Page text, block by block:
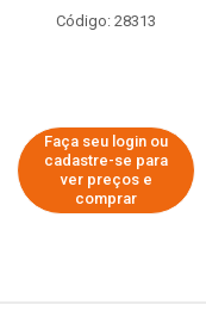
Código: 28313
Faça seu login ou
cadastre-se para
ver preços e
comprar